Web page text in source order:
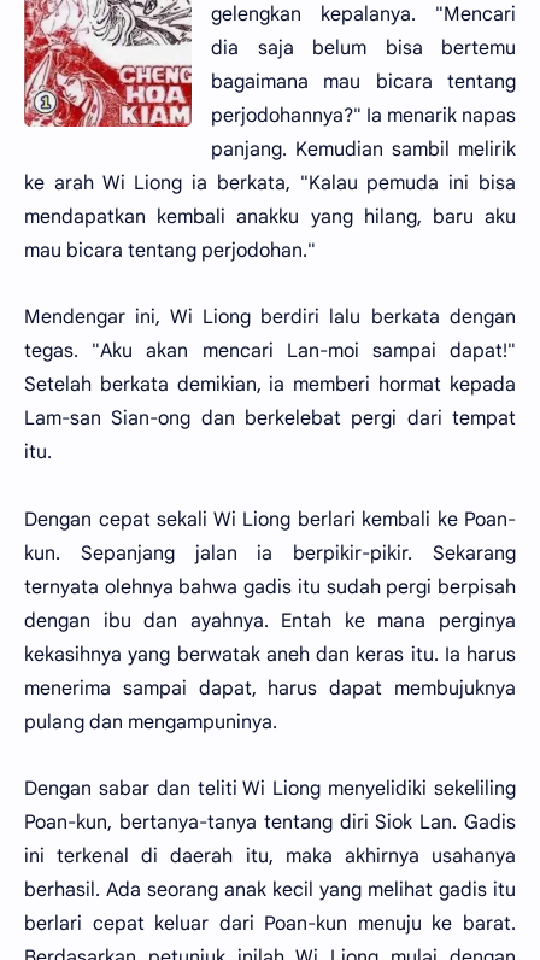
gelengkan kepalanya. "Mencari
dia saja belum bisa bertemu
bagaimana mau bicara tentang
perjodohannya?" Ia menarik napas
panjang. Kemudian sambil melirik
ke arah Wi Liong ia berkata, "Kalau pemuda ini bisa
mendapatkan kembali anakku yang hilang, baru aku
mau bicara tentang perjodohan."
Mendengar ini, Wi Liong berdiri lalu berkata dengan
tegas. "Aku akan mencari Lan-moi sampai dapat!"
Setelah berkata demikian, ia memberi hormat kepada
Lam-san Sian-ong dan berkelebat pergi dari tempat
itu.
Dengan cepat sekali Wi Liong berlari kembali ke Poan-
kun. Sepanjang jalan ia berpikir-pikir. Sekarang
ternyata olehnya bahwa gadis itu sudah pergi berpisah
dengan ibu dan ayahnya. Entah ke mana perginya
kekasihnya yang berwatak aneh dan keras itu. Ia harus
menerima sampai dapat, harus dapat membujuknya
pulang dan mengampuninya.
Dengan sabar dan teliti Wi Liong menyelidiki sekeliling
Poan-kun, bertanya-tanya tentang diri Siok Lan. Gadis
ini terkenal di daerah itu, maka akhirnya usahanya
berhasil. Ada seorang anak kecil yang melihat gadis itu
berlari cepat keluar dari Poan-kun menuju ke barat.